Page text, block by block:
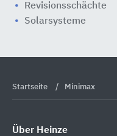
Revisionsschächte
Solarsysteme
Startseite Minimax
Über Heinze